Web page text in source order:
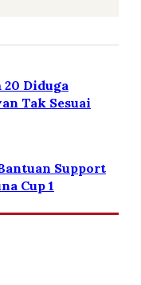
20 Diduga
Tak Sesuai
Support
Cup 1